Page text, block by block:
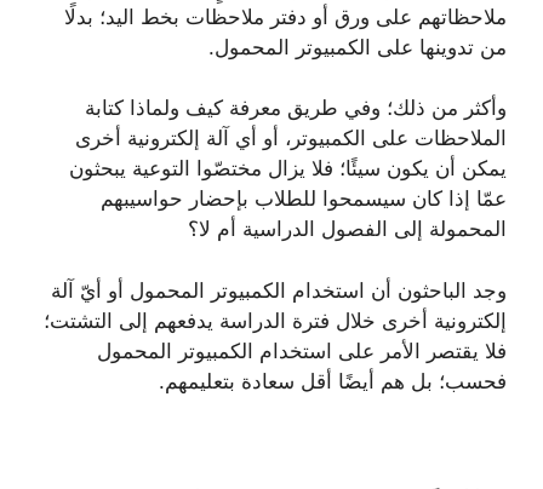
ملاحظاتهم على ورق أو دفتر ملاحظات بخط اليد؛ بدلًا
من تدوينها على الكمبيوتر المحمول.
وأكثر من ذلك؛ وفي طريق معرفة كيف ولماذا كتابة
الملاحظات على الكمبيوتر، أو أي آلة إلكترونية أخرى
يمكن أن يكون سيئًا؛ فلا يزال مختصّوا التوعية يبحثون
عمّا إذا كان سيسمحوا للطلاب بإحضار حواسيبهم
المحمولة إلى الفصول الدراسية أم لا؟
وجد الباحثون أن استخدام الكمبيوتر المحمول أو أيّ آلة
إلكترونية أخرى خلال فترة الدراسة يدفعهم إلى التشتت؛
فلا يقتصر الأمر على استخدام الكمبيوتر المحمول
فحسب؛ بل هم أيضًا أقل سعادة بتعليمهم.